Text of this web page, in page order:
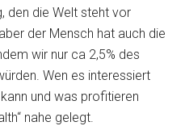
den die Welt steht vor
der Mensch hat auch die
wir nur ca 2,5% des
Wen es interessiert
und was profitieren
nahe gelegt.